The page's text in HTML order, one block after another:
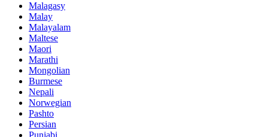
Malagasy
Malay
Malayalam
Maltese
Maori
Marathi
Mongolian
Burmese
Nepali
Norwegian
Pashto
Persian
Punjabi